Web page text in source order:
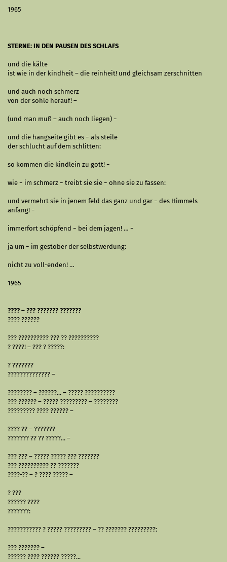
1965
STERNE: IN DEN PAUSEN DES SCHLAFS
und die kälte
ist wie in der kindheit – die reinheit! und gleichsam zerschnitten
und auch noch schmerz
von der sohle herauf! –
(und man muß – auch noch liegen) −
und die hangseite gibt es − als steile
der schlucht auf dem schlitten:
so kommen die kindlein zu gott! −
wie − im schmerz − treibt sie sie − ohne sie zu fassen:
und vermehrt sie in jenem feld das ganz und gar − des Himmels
anfang! −
immerfort schöpfend − bei dem jagen! … −
ja um − im gestöber der selbstwerdung:
nicht zu voll-enden! …
1965
???? – ??? ??????? ???????
???? ??????
??? ?????????? ??? ?? ??????????
? ????! – ??? ? ?????:
? ???????
?????????????? –
???????? – ??????... – ????? ??????????
??? ?????? – ????? ????????? – ????????
????????? ???? ?????? –
???? ?? – ???????
??????? ?? ?? ?????... –
??? ??? – ????? ????? ??? ???????
??? ?????????? ?? ???????
????-?? – ? ???? ????? –
? ???
?????? ????
???????:
??????????? ? ????? ????????? – ?? ??????? ?????????:
??? ??????? –
?????? ???? ?????? ?????...